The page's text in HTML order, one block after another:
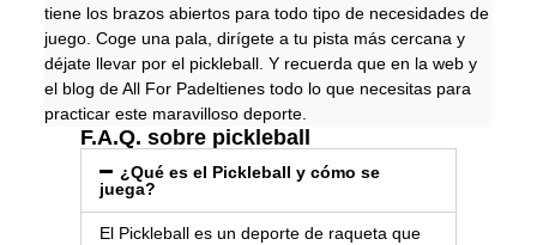
tiene los brazos abiertos para todo tipo de necesidades de
juego. Coge una pala, dirígete a tu pista más cercana y
déjate llevar por el pickleball. Y recuerda que en la web y
el blog de All For Padeltienes todo lo que necesitas para
practicar este maravilloso deporte.
F.A.Q. sobre pickleball
¿Qué es el Pickleball y cómo se
juega?
El Pickleball es un deporte de raqueta que